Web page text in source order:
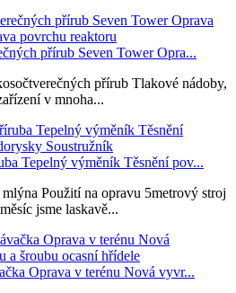
přírub Seven Tower Opra...
přírub Tlakové nádoby,
v mnoha...
Tepelný výměník Těsnění pov...
Použití na opravu 5metrový stroj
jsme laskavě...
Oprava v terénu Nová vyvr...